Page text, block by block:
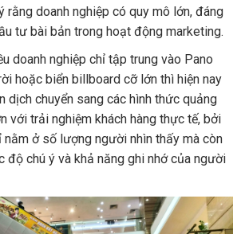
rằng doanh nghiệp có quy mô lớn, đáng
tư bài bản trong hoạt động marketing.
doanh nghiệp chỉ tập trung vào Pano
hoặc biển billboard cỡ lớn thì hiện nay
dịch chuyển sang các hình thức quảng
với trải nghiệm khách hàng thực tế, bởi
nằm ở số lượng người nhìn thấy mà còn
độ chú ý và khả năng ghi nhớ của người